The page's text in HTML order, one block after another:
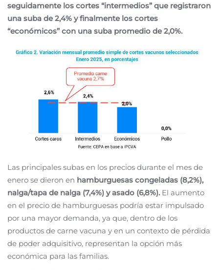
seguidamente los cortes “intermedios” que registraron
una suba de 2,4% y finalmente los cortes
“económicos” con una suba promedio de 2,0%.
Las principales subas en los precios durante el mes de
enero se dieron en hamburguesas congeladas (8,2%),
nalga/tapa de nalga (7,4%) y asado (6,8%).El aumento
en el precio de hamburguesas podría estar impulsado
por una mayor demanda, ya que, dentro de los
productos de carne vacuna y en un contexto de pérdida
de poder adquisitivo, representan la opción más
económica para las familias.